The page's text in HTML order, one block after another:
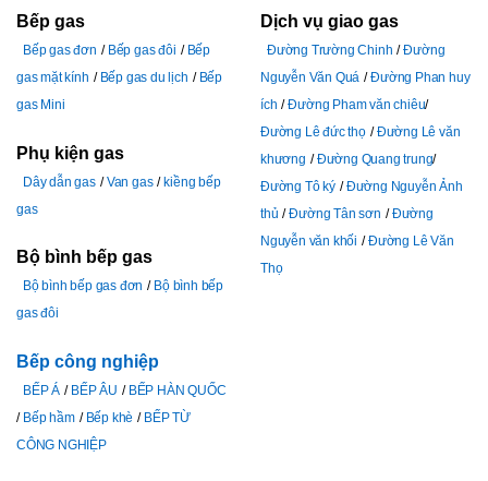
Bếp gas
Bếp gas đơn Bếp gas đôi
Bếp
gas mặt kính
Bếp gas du lịch
Bếp
gas Mini
Phụ kiện gas
Dây dẫn gas Van gas
kiềng bếp
gas
Bộ bình bếp gas
Bộ bình bếp gas đơn
Bộ bình bếp
gas đôi
Bếp công nghiệp
BẾP Á BẾP ÂU
BẾP HÀN QUỐC
Bếp hầm
Bếp khè
BẾP TỪ
CÔNG NGHIỆP
Dịch vụ giao gas
Đường Trường Chinh
Đường
Nguyễn Văn Quá
Đường Phan huy
ích
Đường Pham văn chiêu
Đường Lê đức thọ
Đường Lê văn
khương
Đường Quang trung
Đường Tô ký
Đường Nguyễn Ảnh
thủ
Đường Tân sơn
Đường
Nguyễn văn khối
Đường Lê Văn
Thọ